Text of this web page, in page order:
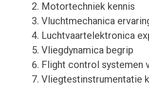
Motortechniek kennis
Vluchtmechanica
Luchtvaartelektronica
Vliegdynamica begrip
Flight control systemen
Vliegtestinstrumentatie